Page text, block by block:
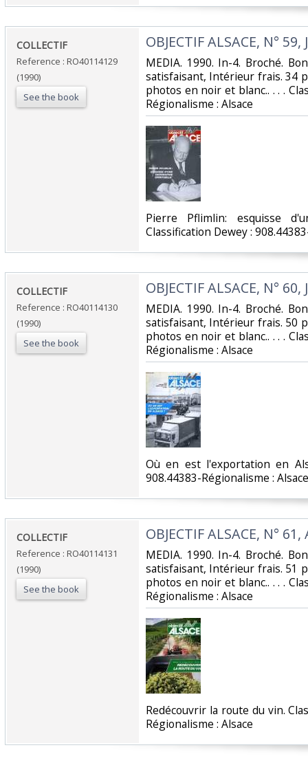
‎COLLECTIF‎
Reference : RO40114129
(1990)
See the book
‎OBJECTIF ALSACE, N°
‎MEDIA. 1990. In-4. Broché.
satisfaisant, Intérieur frais. 34
photos en noir et blanc.. . . .
Régionalisme : Alsace‎
‎Pierre Pflimlin: esquisse
Classification Dewey :
‎COLLECTIF‎
Reference : RO40114130
(1990)
See the book
‎OBJECTIF ALSACE, N°
‎MEDIA. 1990. In-4. Broché.
satisfaisant, Intérieur frais. 50
photos en noir et blanc.. . . .
Régionalisme : Alsace‎
‎Où en est l'exportation en
908.44383-Régionalisme : Alsace‎
‎COLLECTIF‎
Reference : RO40114131
(1990)
See the book
‎OBJECTIF ALSACE, N°
‎MEDIA. 1990. In-4. Broché.
satisfaisant, Intérieur frais. 51
photos en noir et blanc.. . . .
Régionalisme : Alsace‎
‎Redécouvrir la route du vin.
Régionalisme : Alsace‎